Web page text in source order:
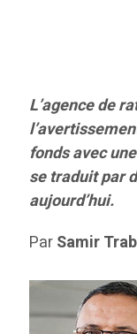
L’agence de
fonds avec
se traduit par
aujourd’hui.
ParSamir